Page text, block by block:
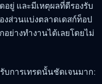
อยู่ และมีเหตุผลที่ดีรองรับ
งส่วนแบ่งตลาดเดสก์ท็อป
อย่างทำงานได้เลยโดยไม่
บการเทรดนั้นชัดเจนมาก: